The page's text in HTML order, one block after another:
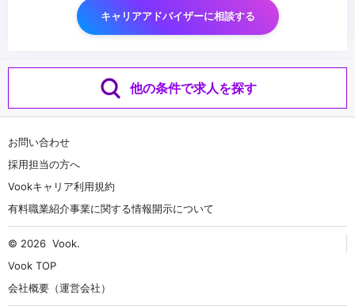
キャリアアドバイザーに相談する
他の条件で求人を探す
お問い合わせ
採用担当の方へ
Vookキャリア利用規約
有料職業紹介事業に関する情報開示について
© 2026 Vook.
Vook TOP
会社概要（運営会社）